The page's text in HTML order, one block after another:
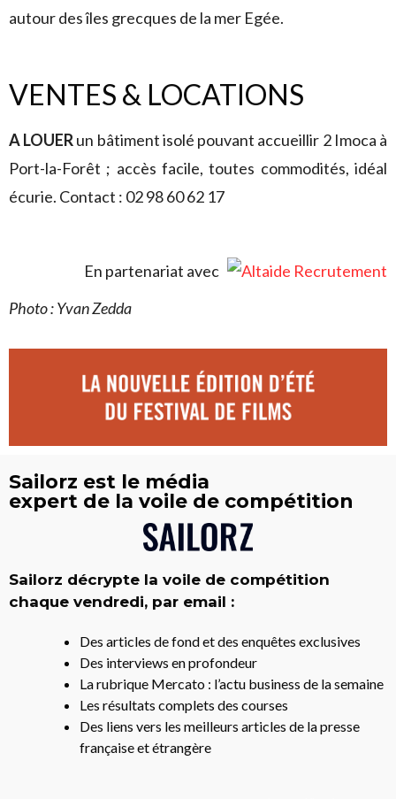
autour des îles grecques de la mer Egée.
VENTES & LOCATIONS
A LOUERun bâtiment isolé pouvant accueillir 2 Imoca à
Port-la-Forêt ; accès facile, toutes commodités, idéal
écurie. Contact : 02 98 60 62 17
En partenariat avec
Photo : Yvan Zedda
Sailorz est le média
expert de la voile de compétition
Sailorz décrypte la voile de compétition
chaque vendredi, par email :
Des articles de fond et des enquêtes exclusives
Des interviews en profondeur
La rubrique Mercato : l’actu business de la semaine
Les résultats complets des courses
Des liens vers les meilleurs articles de la presse
française et étrangère